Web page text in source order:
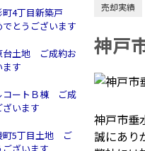
4丁目新築戸
とうございます
台土地 ご成約お
ます
コートＢ棟 ご成
います
町5丁目土地 ご
売却実績
神戸
神戸市垂
誠にあり